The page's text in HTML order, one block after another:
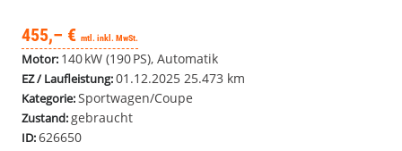
455,– € mtl. inkl. MwSt.
Motor: 140 kW (190 PS), Automatik
EZ / Laufleistung:01.12.2025 25.473 km
Kategorie:Sportwagen/Coupe
Zustand:gebraucht
ID:626650